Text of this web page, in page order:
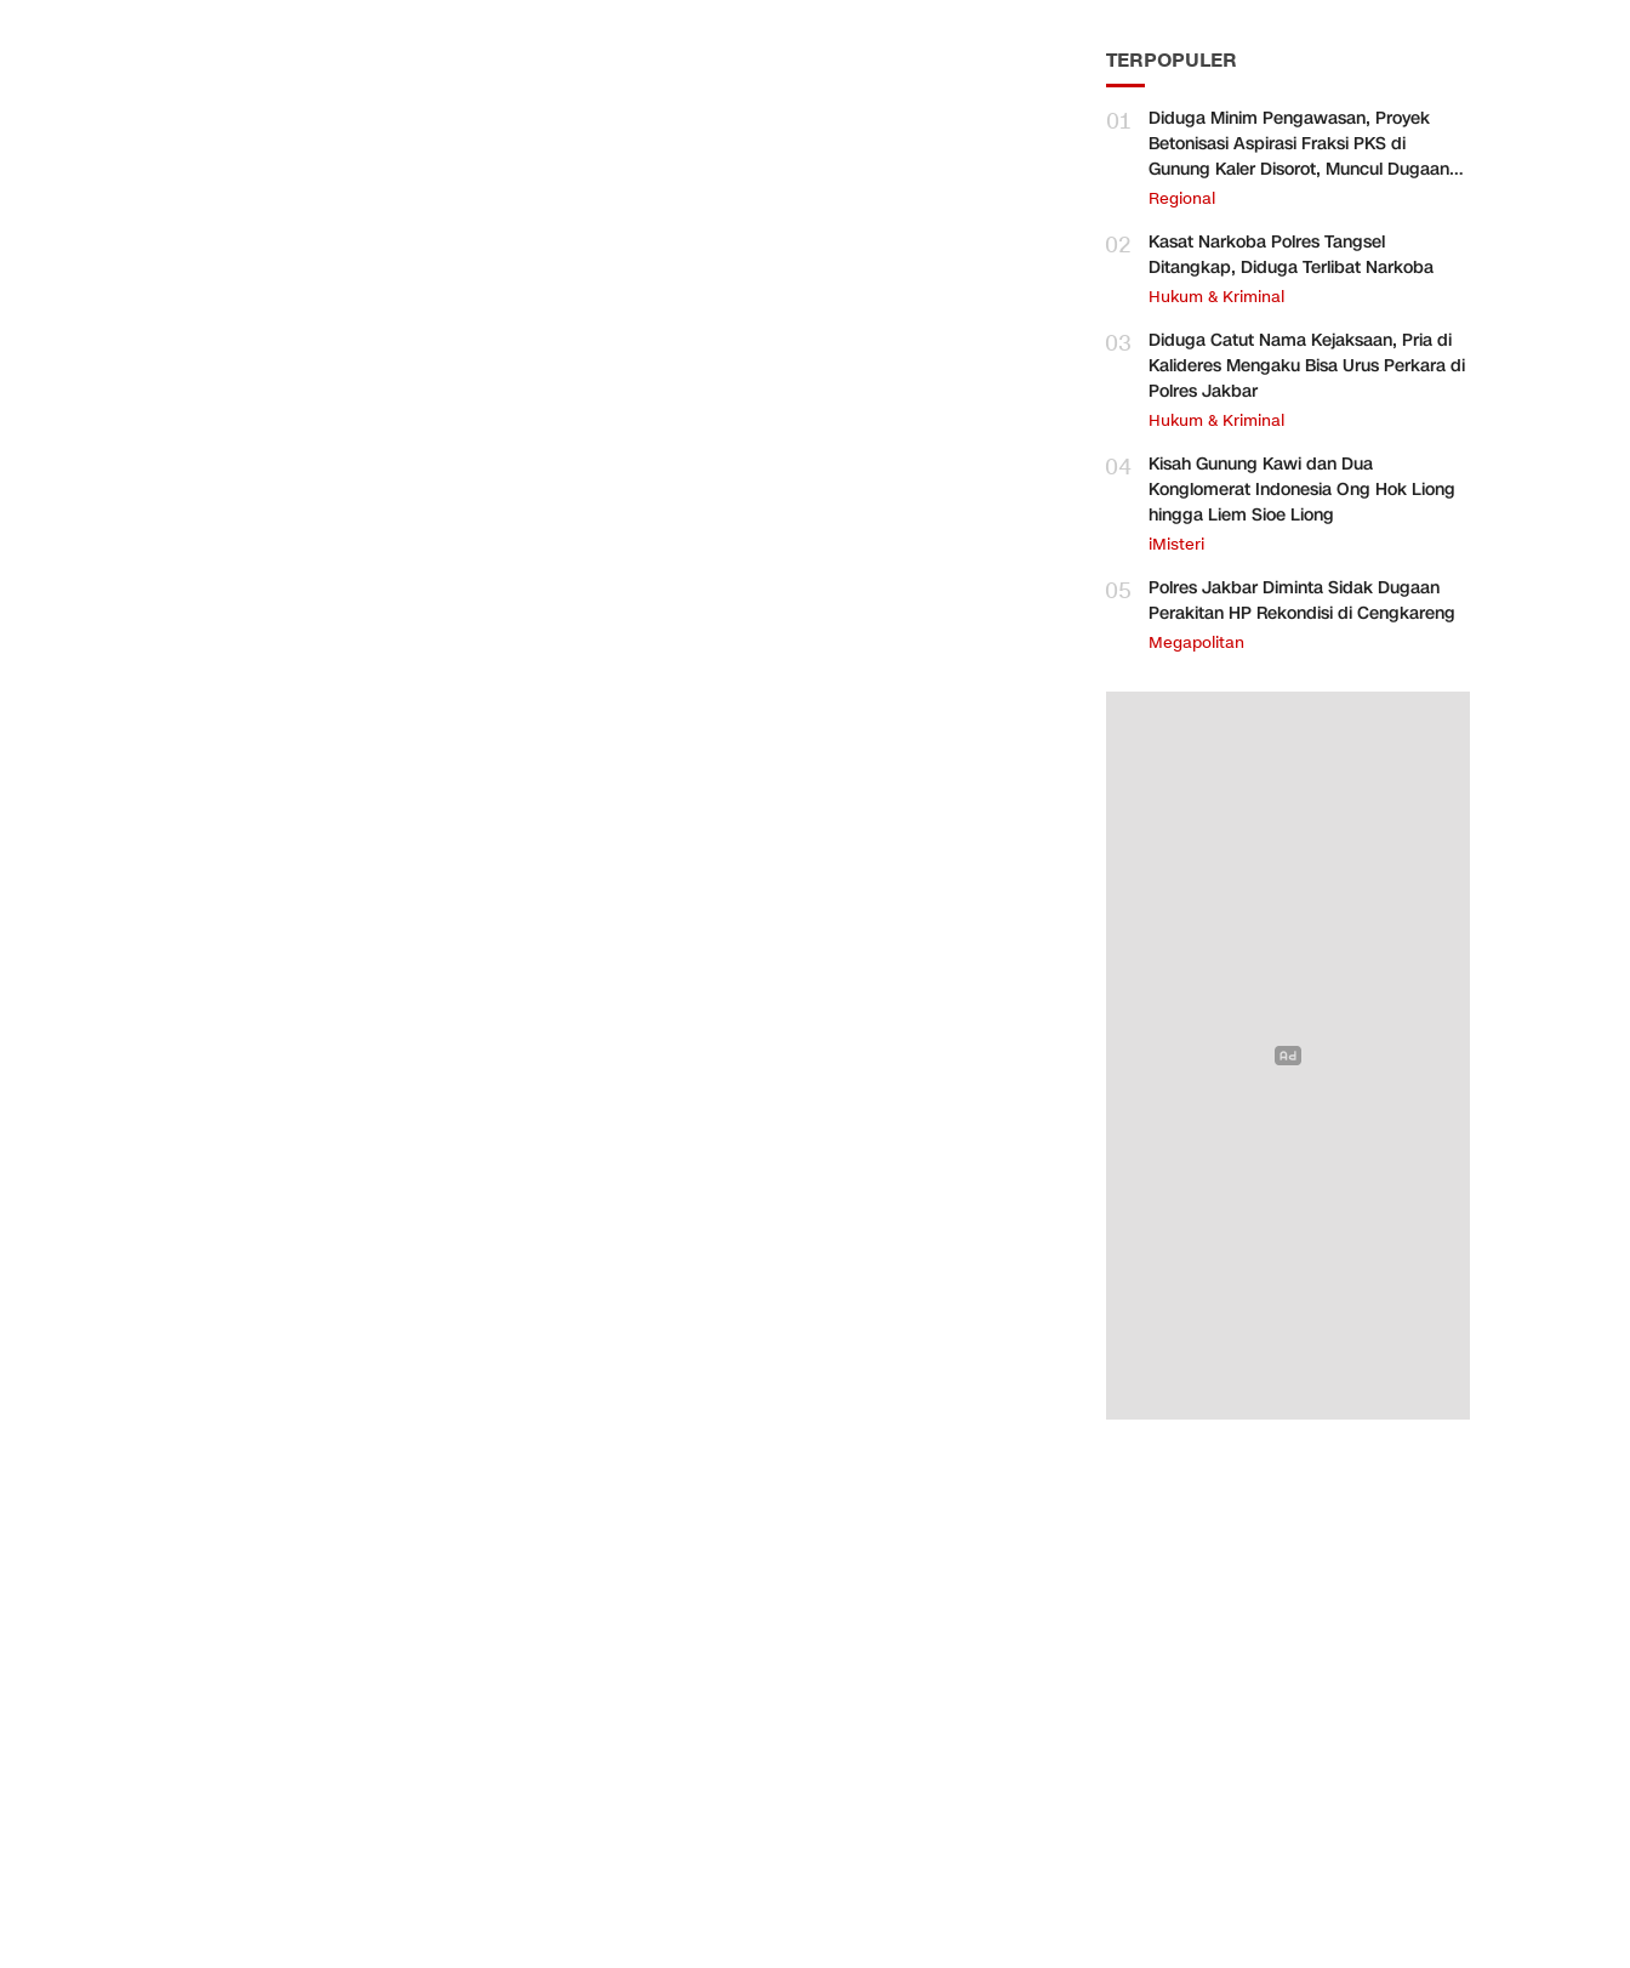
TERPOPULER
01
Diduga Minim Pengawasan, Proyek
Betonisasi Aspirasi Fraksi PKS di
Gunung Kaler Disorot, Muncul Dugaan
Pengurangan Volume
Regional
02
Kasat Narkoba Polres Tangsel
Ditangkap, Diduga Terlibat Narkoba
Hukum & Kriminal
03
Diduga Catut Nama Kejaksaan, Pria di
Kalideres Mengaku Bisa Urus Perkara di
Polres Jakbar
Hukum & Kriminal
04
Kisah Gunung Kawi dan Dua
Konglomerat Indonesia Ong Hok Liong
hingga Liem Sioe Liong
iMisteri
05
Polres Jakbar Diminta Sidak Dugaan
Perakitan HP Rekondisi di Cengkareng
Megapolitan